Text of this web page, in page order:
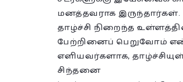
மனத்தவராக
தாழ்ச்சி நிறைந்த
பேற்றினைப் பெறுவோம்
எளியவர்களாக,
சிந்தனை